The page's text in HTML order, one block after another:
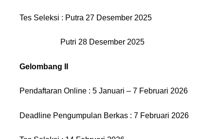
Tes Seleksi : Putra 27 Desember 2025
Putri 28 Desember 2025
Gelombang II
Pendaftaran Online : 5 Januari – 7 Februari 2026
Deadline Pengumpulan Berkas : 7 Februari 2026